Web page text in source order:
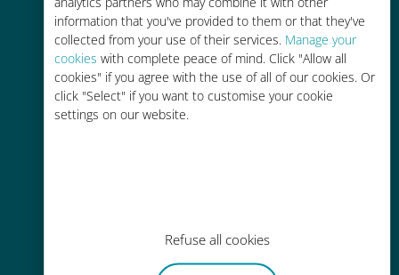
information that you've provided to them or that they've
collected from your use of their services. Manage your
cookies with complete peace of mind. Click "Allow all
cookies" if you agree with the use of all of our cookies. Or
click "Select" if you want to customise your cookie
settings on our website.
Refuse all cookies
meer dan 200 bestemmingen